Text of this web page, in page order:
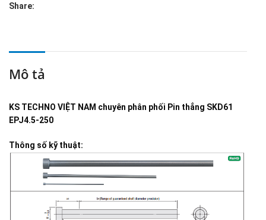
Share:
Mô tả
KS TECHNO VIỆT NAM chuyên phân phối Pin thẳng SKD61
EPJ4.5-250
Thông số kỹ thuật: